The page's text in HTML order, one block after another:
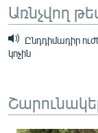
Առնչվող
Ընդդիմադիր
կոչին